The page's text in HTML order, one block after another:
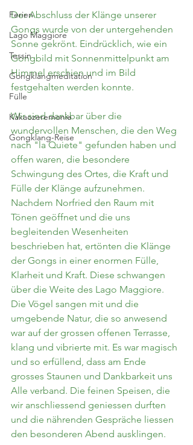
Ferien
Lago Maggiore
Tessin
Gongklangmeditation
Fülle
Kakaozeremonie
Gongklang-Reise
Der Abschluss der Klänge unserer
Gongs wurde von der untergehenden
Sonne gekrönt. Eindrücklich, wie ein
Gongbild mit Sonnenmittelpunkt am
Himmel erschien und im Bild
festgehalten werden konnte.
Wir sind dankbar über die
wundervollen Menschen, die den Weg
nach "la Quiete" gefunden haben und
offen waren, die besondere
Schwingung des Ortes, die Kraft und
Fülle der Klänge aufzunehmen.
Nachdem Norfried den Raum mit
Tönen geöffnet und die uns
begleitenden Wesenheiten
beschrieben hat, ertönten die Klänge
der Gongs in einer enormen Fülle,
Klarheit und Kraft. Diese schwangen
über die Weite des Lago Maggiore.
Die Vögel sangen mit und die
umgebende Natur, die so anwesend
war auf der grossen offenen Terrasse,
klang und vibrierte mit. Es war magisch
und so erfüllend, dass am Ende
grosses Staunen und Dankbarkeit uns
Alle verband. Die feinen Speisen, die
wir anschliessend geniessen durften
und die nährenden Gespräche liessen
den besonderen Abend ausklingen.